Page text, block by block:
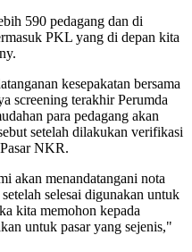
590 pedagang dan di
PKL yang di depan kita
kesepakatan bersama
screening terakhir Perumda
para pedagang akan
setelah dilakukan verifikasi
NKR.
akan menandatangani nota
selesai digunakan untuk
kita memohon kepada
untuk pasar yang sejenis,"